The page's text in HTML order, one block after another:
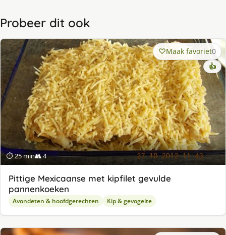
Probeer dit ook
⏱ 25 min👥 4
Maak favoriet0
👍
Pittige Mexicaanse met kipfilet gevulde
pannenkoeken
Avondeten & hoofdgerechten Kip & gevogelte